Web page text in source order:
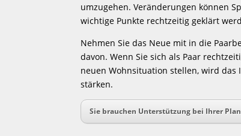
umzugehen. Veränderungen können
wichtige Punkte rechtzeitig geklärt
Nehmen Sie das Neue mit in die
davon. Wenn Sie sich als Paar
neuen Wohnsituation stellen, wird das
stärken.
Sie brauchen Unterstützung bei Ihrer